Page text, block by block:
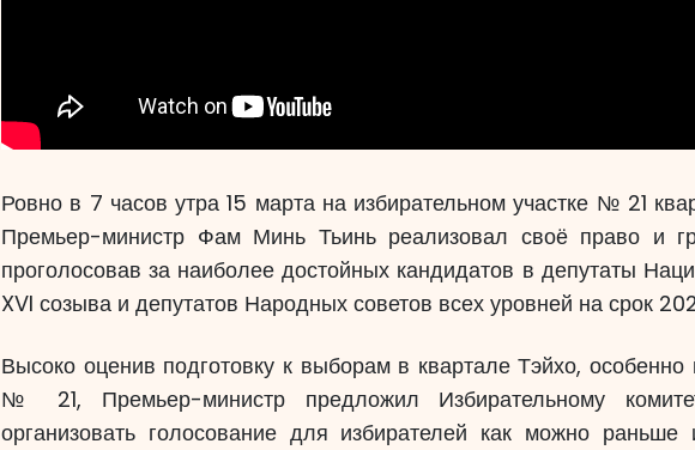
Ровно в 7 часов утра 15 марта на избирательном участке № 21
Премьер-министр Фам Минь Тьинь реализовал своё право и
проголосовав за наиболее достойных кандидатов в депутаты
XVI созыва и депутатов Народных советов всех уровней на срок
Высоко оценив подготовку к выборам в квартале Тэйхо, особенно
№ 21, Премьер-министр предложил Избирательному
организовать голосование для избирателей как можно раньше